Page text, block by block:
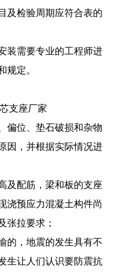
及检验周期应符合表的
装需要专业的工程师进
规定。
支座厂家
偏位、垫石破损和杂物
因，并根据实际情况进
及配筋，梁和板的支座
浇预应力混凝土构件尚
张拉要求；
的，地震的发生具有不
生让人们认识要防震抗